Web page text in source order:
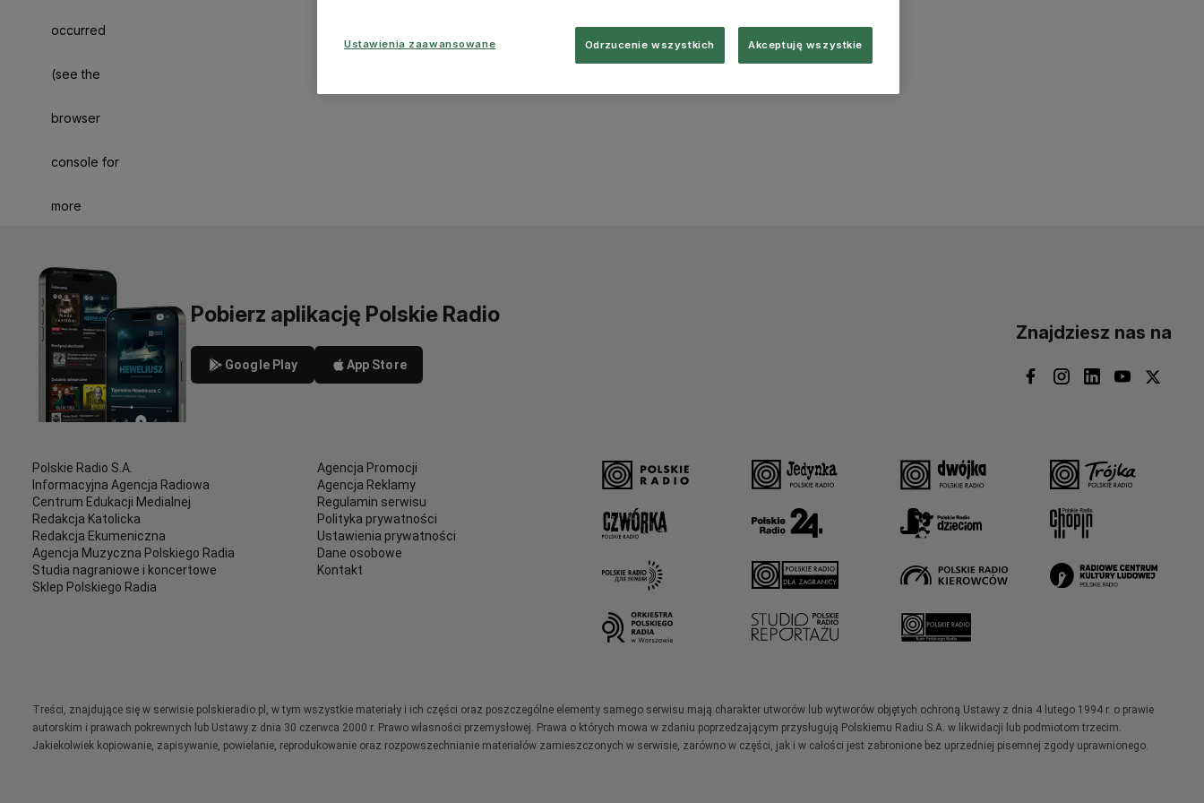
occurred
(see the
browser
console for
more
Pobierz aplikację Polskie Radio
Google Play App Store
Znajdziesz nas na
Polskie Radio S.A.
Informacyjna Agencja Radiowa
Centrum Edukacji Medialnej
Redakcja Katolicka
Redakcja Ekumeniczna
Agencja Muzyczna Polskiego Radia
Studia nagraniowe i koncertowe
Sklep Polskiego Radia
Agencja Promocji
Agencja Reklamy
Regulamin serwisu
Polityka prywatności
Ustawienia prywatności
Dane osobowe
Kontakt
Treści, znajdujące się w serwisie polskieradio.pl, w tym wszystkie materiały i ich części oraz poszczególne elementy samego serwisu mają charakter utworów lub wytworów objętych ochroną Ustawy z dnia 4 lutego 1994 r. o prawie
autorskim i prawach pokrewnych lub Ustawy z dnia 30 czerwca 2000 r. Prawo własności przemysłowej. Prawa o których mowa w zdaniu poprzedzającym przysługują Polskiemu Radiu S.A. w likwidacji lub podmiotom trzecim.
Jakiekolwiek kopiowanie, zapisywanie, powielanie, reprodukowanie oraz rozpowszechnianie materiałów zamieszczonych w serwisie, zarówno w części, jak i w całości jest zabronione bez uprzedniej pisemnej zgody uprawnionego.
Ustawienia zaawansowane Odrzucenie wszystkich Akceptuję wszystkie